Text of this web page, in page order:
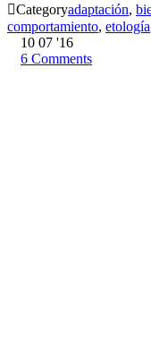
Categoryadaptación,
comportamiento, etología
10 07 '16
6 Comments